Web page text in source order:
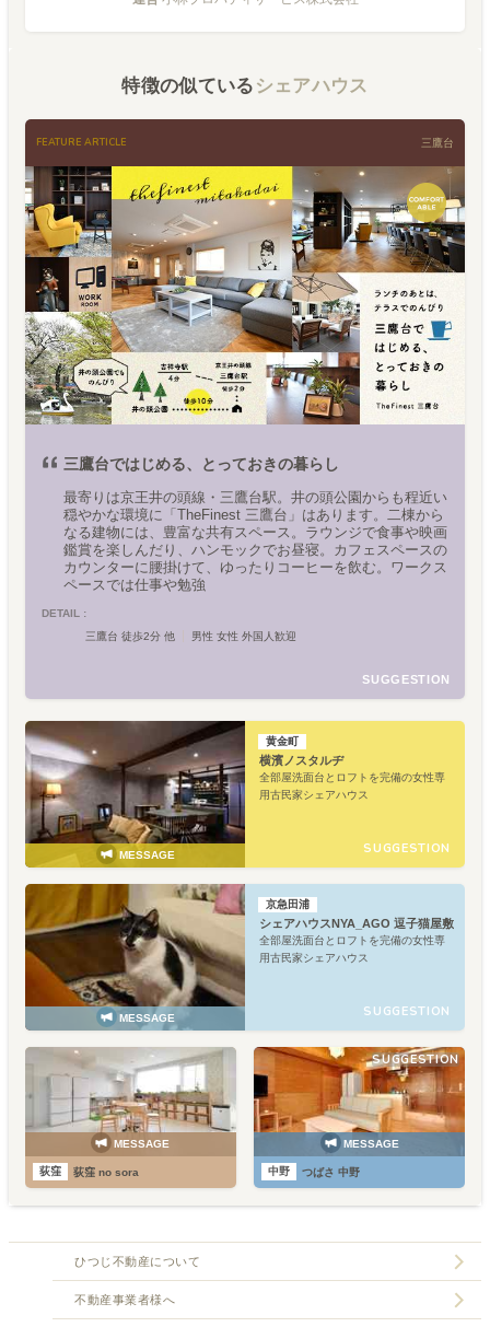
特徴の似ている シェアハウス
FEATURE ARTICLE 三鷹台
三鷹台ではじめる、とっておきの暮らし
最寄りは京王井の頭線・三鷹台駅。井の頭公園からも程近い
穏やかな環境に「TheFinest 三鷹台」はあります。二棟から
なる建物には、豊富な共有スペース。ラウンジで食事や映画
鑑賞を楽しんだり、ハンモックでお昼寝。カフェスペースの
カウンターに腰掛けて、ゆったりコーヒーを飲む。ワークス
ペースでは仕事や勉強
DETAIL :
三鷹台 徒歩2分 他
男性 女性 外国人歓迎
SUGGESTION
MESSAGE
黄金町
横濱ノスタルヂ
全部屋洗面台とロフトを完備の女性専
用古民家シェアハウス
SUGGESTION
MESSAGE
京急田浦
シェアハウスNYA_AGO 逗子猫屋敷
全部屋洗面台とロフトを完備の女性専
用古民家シェアハウス
SUGGESTION
MESSAGE
荻窪 荻窪 no sora
MESSAGE
中野 つばさ 中野
SUGGESTION
ひつじ不動産について
不動産事業者様へ